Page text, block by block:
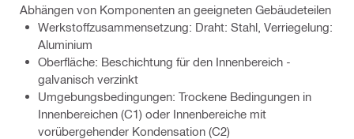
Abhängen von Komponenten an geeigneten Gebäudeteilen
Werkstoffzusammensetzung: Draht: Stahl, Verriegelung:
Aluminium
Oberfläche: Beschichtung für den Innenbereich -
galvanisch verzinkt
Umgebungsbedingungen: Trockene Bedingungen in
Innenbereichen (C1) oder Innenbereiche mit
vorübergehender Kondensation (C2)